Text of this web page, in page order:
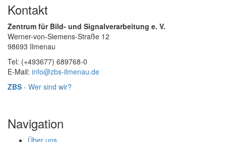
Kontakt
Zentrum für Bild- und Signalverarbeitung e. V.
Werner-von-Siemens-Straße 12
98693 Ilmenau
Tel: (+493677) 689768-0
E-Mail: info@zbs-ilmenau.de
ZBS - Wer sind wir?
Navigation
Über uns